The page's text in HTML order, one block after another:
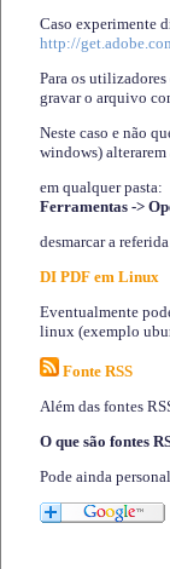
Caso experimente
http://
Para os utilizadores
gravar o arquivo
Neste caso e não
windows) alterarem
em qualquer pasta:
Ferramentas ->
desmarcar a
DI PDF em Linux
Eventualmente
linux (exemplo
Fonte RSS
Além das fontes
O que são fontes
Pode ainda